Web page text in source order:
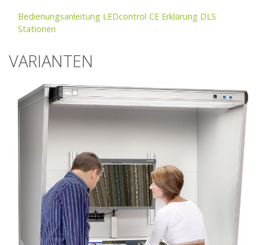
Bedienungsanleitung LEDcontrol CE Erklärung DLS
Stationen
VARIANTEN